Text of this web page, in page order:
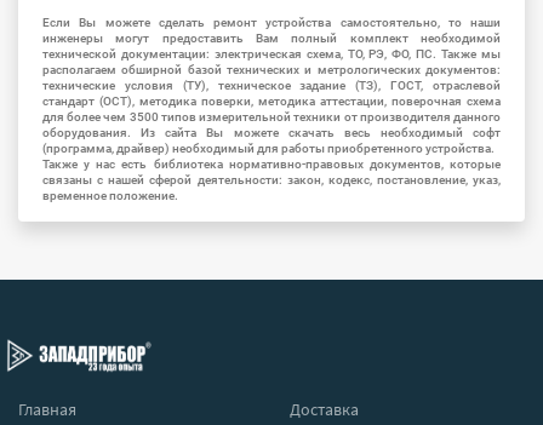
Если Вы можете сделать ремонт устройства самостоятельно, то наши
инженеры могут предоставить Вам полный комплект необходимой
технической документации: электрическая схема, ТО, РЭ, ФО, ПС. Также мы
располагаем обширной базой технических и метрологических документов:
технические условия (ТУ), техническое задание (ТЗ), ГОСТ, отраслевой
стандарт (ОСТ), методика поверки, методика аттестации, поверочная схема
для более чем 3500 типов измерительной техники от производителя данного
оборудования. Из сайта Вы можете скачать весь необходимый софт
(программа, драйвер) необходимый для работы приобретенного устройства.
Также у нас есть библиотека нормативно-правовых документов, которые
связаны с нашей сферой деятельности: закон, кодекс, постановление, указ,
временное положение.
Главная Доставка